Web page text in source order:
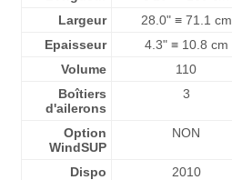
Largeur
28.0" ≡ 71.1 cm
Epaisseur
4.3" ≡ 10.8 cm
Volume
110
Boîtiers
d'ailerons
3
Option
WindSUP
NON
Dispo 2010